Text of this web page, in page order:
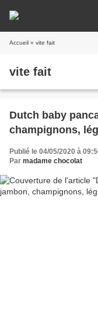
Accueil » vite fait
vite fait
Dutch baby
champignons,
Publié le 04/05/2020 à
Par madame chocolat